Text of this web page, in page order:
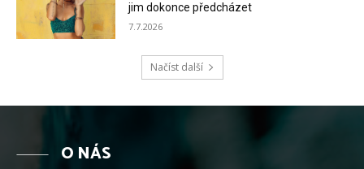
jim dokonce předcházet
7.7.2026
Načíst další
O NÁS